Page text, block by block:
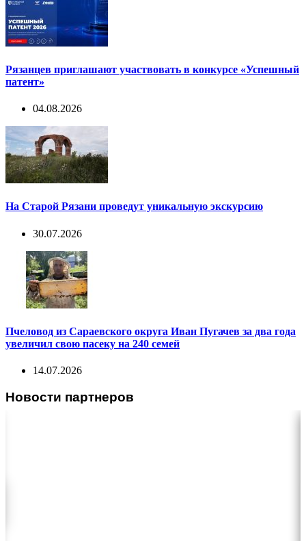
Рязанцев приглашают участвовать в конкурсе «Успешный
патент»
04.08.2026
На Старой Рязани проведут уникальную экскурсию
30.07.2026
Пчеловод из Сараевского округа Иван Пугачев за два года
увеличил свою пасеку на 240 семей
14.07.2026
Новости партнеров